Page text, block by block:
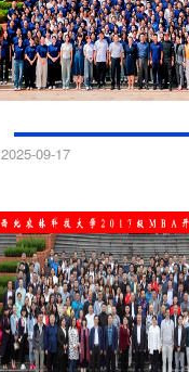
西北农林科技大学
2025-09-17